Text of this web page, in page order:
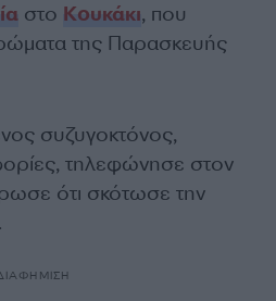
στο Κουκάκι, που
της Παρασκευής
συζυγοκτόνος,
τηλεφώνησε στον
ότι σκότωσε την